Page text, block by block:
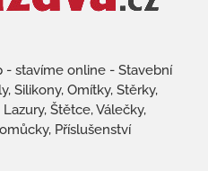
- stavíme online - Stavební
Silikony, Omítky, Stěrky,
Štětce, Válečky,
Příslušenství